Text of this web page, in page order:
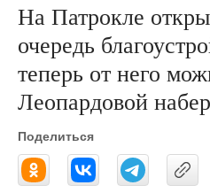
На Патрокле
очередь
теперь от него
Леопардовой
Поделиться